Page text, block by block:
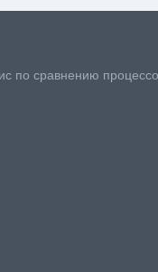
по сравнению